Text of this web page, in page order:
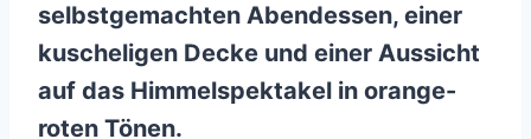
selbstgemachten Abendessen, einer
kuscheligen Decke und einer Aussicht
auf das Himmelspektakel in orange-
roten Tönen.